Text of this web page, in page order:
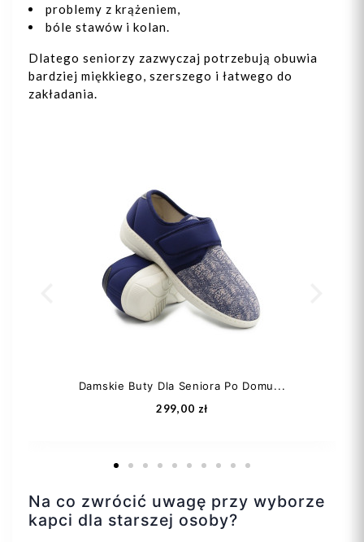
problemy z krążeniem,
bóle stawów i kolan.
Dlatego seniorzy zazwyczaj potrzebują obuwia
bardziej miękkiego, szerszego i łatwego do
zakładania.
Damskie Buty Dla Seniora Po Domu...
299,00 zł
Na co zwrócić uwagę przy wyborze
kapci dla starszej osoby?